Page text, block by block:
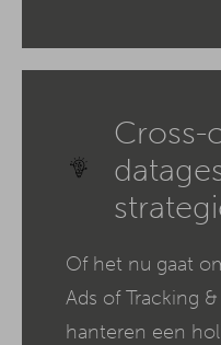
Cross-
Of het nu gaat
Ads of Tracking
hanteren een